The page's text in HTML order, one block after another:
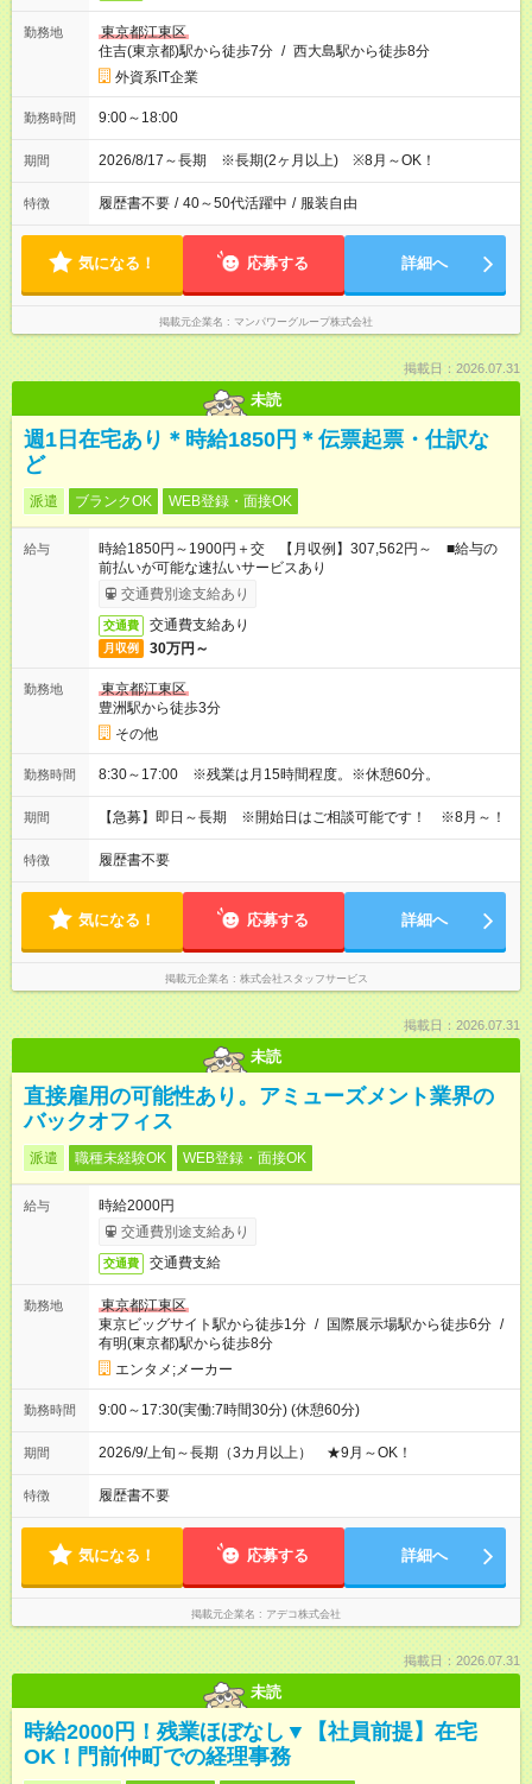
勤務地
東京都江東区
住吉(東京都)駅から徒歩7分 / 西大島駅から徒歩8分
外資系IT企業
勤務時間 9:00～18:00
期間 2026/8/17～長期 ※長期(2ヶ月以上) ※8月～OK！
特徴 履歴書不要 / 40～50代活躍中 / 服装自由
気になる！ 応募する 詳細へ
掲載元企業名 マンパワーグループ株式会社
掲載日：2026.07.31
未読
週1日在宅あり＊時給1850円＊伝票起票・仕訳な
ど
派遣 ブランクOK WEB登録・面接OK
給与
時給1850円～1900円＋交 【月収例】307,562円～ ■給与の
前払いが可能な速払いサービスあり
交通費別途支給あり
交通費 交通費支給あり
月収例 30万円～
勤務地
東京都江東区
豊洲駅から徒歩3分
その他
勤務時間 8:30～17:00 ※残業は月15時間程度。※休憩60分。
期間 【急募】即日～長期 ※開始日はご相談可能です！ ※8月～！
特徴 履歴書不要
気になる！ 応募する 詳細へ
掲載元企業名 株式会社スタッフサービス
掲載日：2026.07.31
未読
直接雇用の可能性あり。アミューズメント業界の
バックオフィス
派遣 職種未経験OK WEB登録・面接OK
給与
時給2000円
交通費別途支給あり
交通費 交通費支給
勤務地
東京都江東区
東京ビッグサイト駅から徒歩1分 / 国際展示場駅から徒歩6分 /
有明(東京都)駅から徒歩8分
エンタメ;メーカー
勤務時間 9:00～17:30(実働:7時間30分) (休憩60分)
期間 2026/9/上旬～長期（3カ月以上） ★9月～OK！
特徴 履歴書不要
気になる！ 応募する 詳細へ
掲載元企業名 アデコ株式会社
掲載日：2026.07.31
未読
時給2000円！残業ほぼなし▼【社員前提】在宅
OK！門前仲町での経理事務